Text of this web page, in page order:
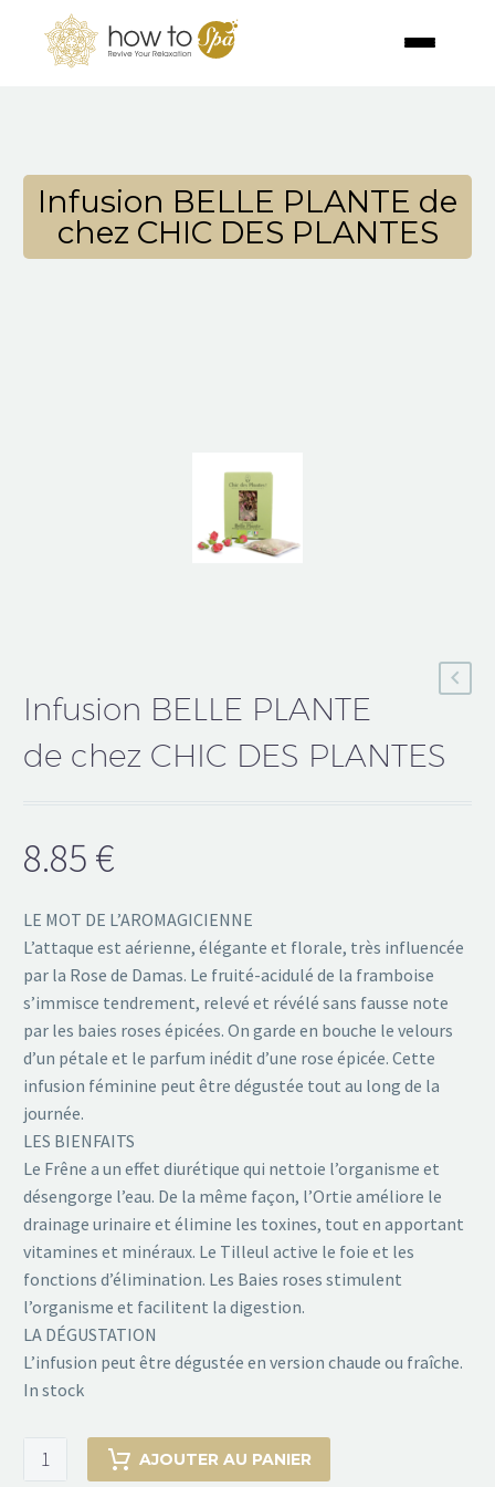
Infusion BELLE PLANTE de
chez CHIC DES PLANTES
Infusion BELLE PLANTE
de chez CHIC DES PLANTES
8.85 €
LE MOT DE L’AROMAGICIENNE
L’attaque est aérienne, élégante et florale, très influencée
par la Rose de Damas. Le fruité-acidulé de la framboise
s’immisce tendrement, relevé et révélé sans fausse note
par les baies roses épicées. On garde en bouche le velours
d’un pétale et le parfum inédit d’une rose épicée. Cette
infusion féminine peut être dégustée tout au long de la
journée.
LES BIENFAITS
Le Frêne a un effet diurétique qui nettoie l’organisme et
désengorge l’eau. De la même façon, l’Ortie améliore le
drainage urinaire et élimine les toxines, tout en apportant
vitamines et minéraux. Le Tilleul active le foie et les
fonctions d’élimination. Les Baies roses stimulent
l’organisme et facilitent la digestion.
LA DÉGUSTATION
L’infusion peut être dégustée en version chaude ou fraîche.
In stock
Infusion
AJOUTER AU PANIER